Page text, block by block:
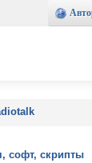
софт, скрипты